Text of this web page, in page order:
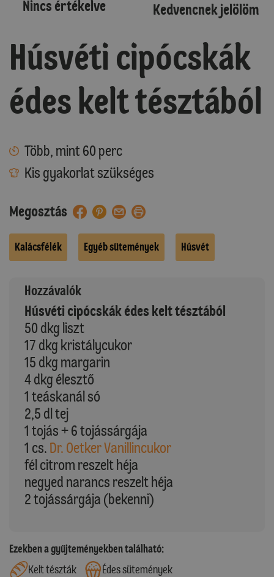
Nincs értékelve Kedvencnek jelölöm
Húsvéti cipócskák
édes kelt tésztából
Több, mint 60 perc
Kis gyakorlat szükséges
Megosztás
Kalácsfélék Egyéb sütemények Húsvét
Hozzávalók
Húsvéti cipócskák édes kelt tésztából
50 dkg liszt
17 dkg kristálycukor
15 dkg margarin
4 dkg élesztő
1 teáskanál só
2,5 dl tej
1 tojás + 6 tojássárgája
1 cs. Dr. Oetker Vanillincukor
fél citrom reszelt héja
negyed narancs reszelt héja
2 tojássárgája (bekenni)
Ezekben a gyűjteményekben található:
Kelt tészták
Édes sütemények